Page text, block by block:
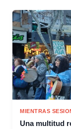
MIENTRAS
Una multitud